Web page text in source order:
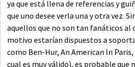
ya que está llena de referencias y
que uno desee verla una y otra vez.
aquellos que no son tan fanáticos al
motivo estarían dispuestos a
como Ben-Hur, An American In
cual es muy válido), es probable que